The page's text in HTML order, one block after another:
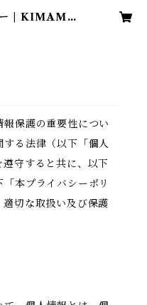
ー | KIMAMA
保護の重要性につい
る法律（以下「個人
守すると共に、以下
本プライバシーポリ
切な取扱い及び保護